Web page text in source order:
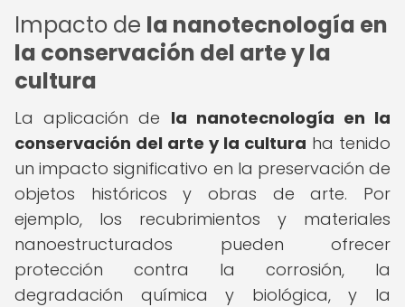
Impacto de la nanotecnología en
la conservación del arte y la
cultura
La aplicación de la nanotecnología en la
conservación del arte y la cultura ha tenido
un impacto significativo en la preservación de
objetos históricos y obras de arte. Por
ejemplo, los recubrimientos y materiales
nanoestructurados pueden ofrecer
protección contra la corrosión, la
degradación química y biológica, y la